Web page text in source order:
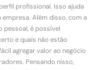
profissional. Isso ajuda
Além disso, com a
pessoal, é possível
e quais não estão
agregar valor ao negócio
Pensando nisso,